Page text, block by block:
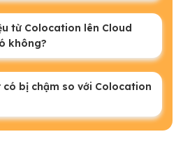
từ Colocation lên Cloud
không?
có bị chậm so với Colocation